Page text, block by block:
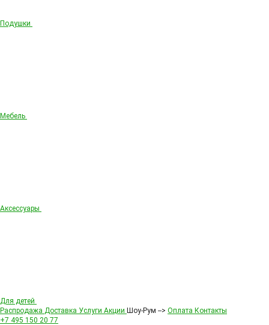
Подушки
Мебель
Аксессуары
Для детей
Распродажа Доставка Услуги Акции Шоу-Рум --> Оплата Контакты
+7 495 150 20 77